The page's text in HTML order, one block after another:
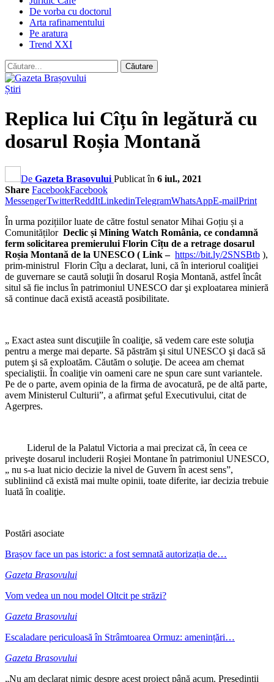
De vorba cu doctorul
Arta rafinamentului
Pe aratura
Trend XXI
Știri
Replica lui Cîțu în legătură cu
dosarul Roșia Montană
De Gazeta Brasovului Publicat în 6 iul., 2021
Share FacebookFacebook
MessengerTwitterReddItLinkedinTelegramWhatsAppE-mailPrint
În urma pozițiilor luate de către fostul senator Mihai Goțiu și a
Comunităților Declic și Mining Watch România, ce condamnă
ferm solicitarea premierului Florin Cîțu de a retrage dosarul
Roșia Montană de la UNESCO ( Link – https://bit.ly/2SNSBtb ),
prim-ministrul Florin Cîţu a declarat, luni, că în interiorul coaliţiei
de guvernare se caută soluţii în dosarul Roşia Montană, astfel încât
situl să fie inclus în patrimoniul UNESCO dar şi exploatarea minieră
să continue dacă există această posibilitate.
„ Exact astea sunt discuţiile în coaliţie, să vedem care este soluţia
pentru a merge mai departe. Să păstrăm şi situl UNESCO şi dacă să
putem şi să exploatăm. Căutăm o soluţie. De aceea am chemat
specialiştii. În coaliţie vin oameni care ne spun care sunt variantele.
Pe de o parte, avem opinia de la firma de avocatură, pe de altă parte,
avem Ministerul Culturii”, a afirmat şeful Executivului, citat de
Agerpres.
Liderul de la Palatul Victoria a mai precizat că, în ceea ce
priveşte dosarul includerii Roşiei Montane în patrimoniul UNESCO,
„ nu s-a luat nicio decizie la nivel de Guvern în acest sens”,
subliniind că există mai multe opinii, toate diferite, iar decizia trebuie
luată în coaliţie.
Postări asociate
Brașov face un pas istoric: a fost semnată autorizația de…
Gazeta Brasovului
Vom vedea un nou model Oltcit pe străzi?
Gazeta Brasovului
Escaladare periculoasă în Strâmtoarea Ormuz: amenințări…
Gazeta Brasovului
„Nu am declarat nimic despre acest proiect până acum. Preşedinţii